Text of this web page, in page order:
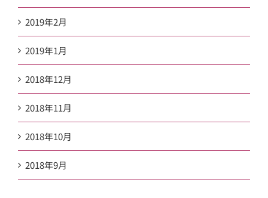
2019年2月
2019年1月
2018年12月
2018年11月
2018年10月
2018年9月